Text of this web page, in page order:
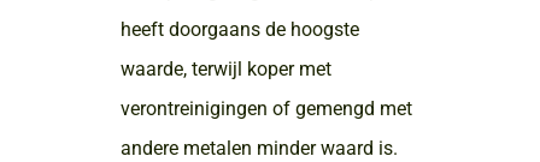
heeft doorgaans de hoogste
waarde, terwijl koper met
verontreinigingen of gemengd met
andere metalen minder waard is.